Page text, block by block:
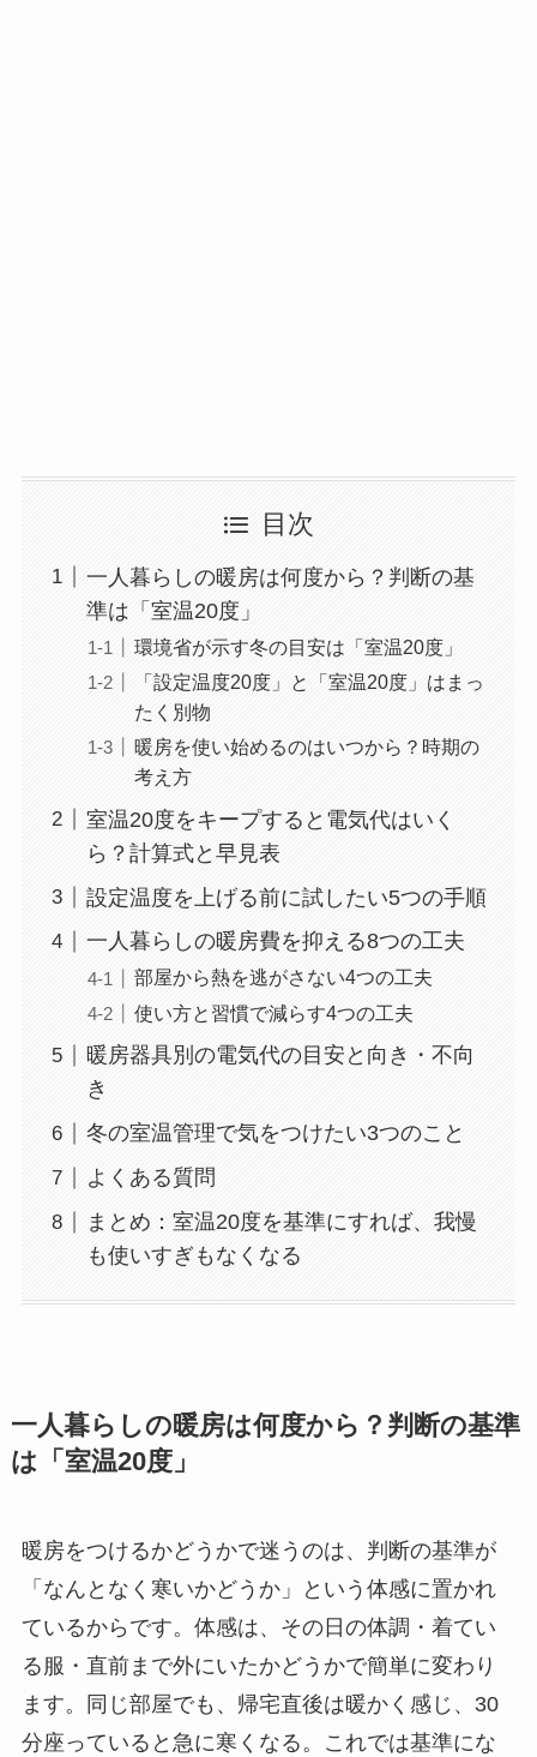
目次
一人暮らしの暖房は何度から？判断の基
準は「室温20度」
環境省が示す冬の目安は「室温20度」
「設定温度20度」と「室温20度」はまっ
たく別物
暖房を使い始めるのはいつから？時期の
考え方
室温20度をキープすると電気代はいく
ら？計算式と早見表
設定温度を上げる前に試したい5つの手順
一人暮らしの暖房費を抑える8つの工夫
部屋から熱を逃がさない4つの工夫
使い方と習慣で減らす4つの工夫
暖房器具別の電気代の目安と向き・不向
き
冬の室温管理で気をつけたい3つのこと
よくある質問
まとめ：室温20度を基準にすれば、我慢
も使いすぎもなくなる
一人暮らしの暖房は何度から？判断の基準
は「室温20度」
暖房をつけるかどうかで迷うのは、判断の基準が
「なんとなく寒いかどうか」という体感に置かれ
ているからです。体感は、その日の体調・着てい
る服・直前まで外にいたかどうかで簡単に変わり
ます。同じ部屋でも、帰宅直後は暖かく感じ、30
分座っていると急に寒くなる。これでは基準にな